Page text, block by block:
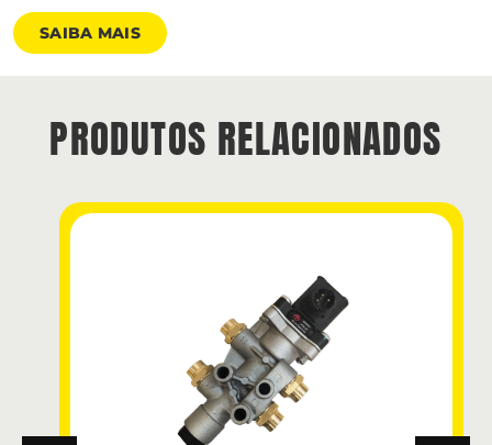
SAIBA MAIS
PRODUTOS RELACIONADOS